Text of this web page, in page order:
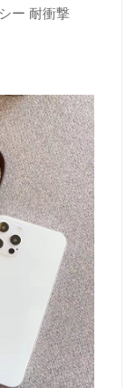
ー 耐衝撃